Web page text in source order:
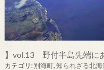
】vol.13 野付半島先端に
カテゴリ:別海町,知られざる北海